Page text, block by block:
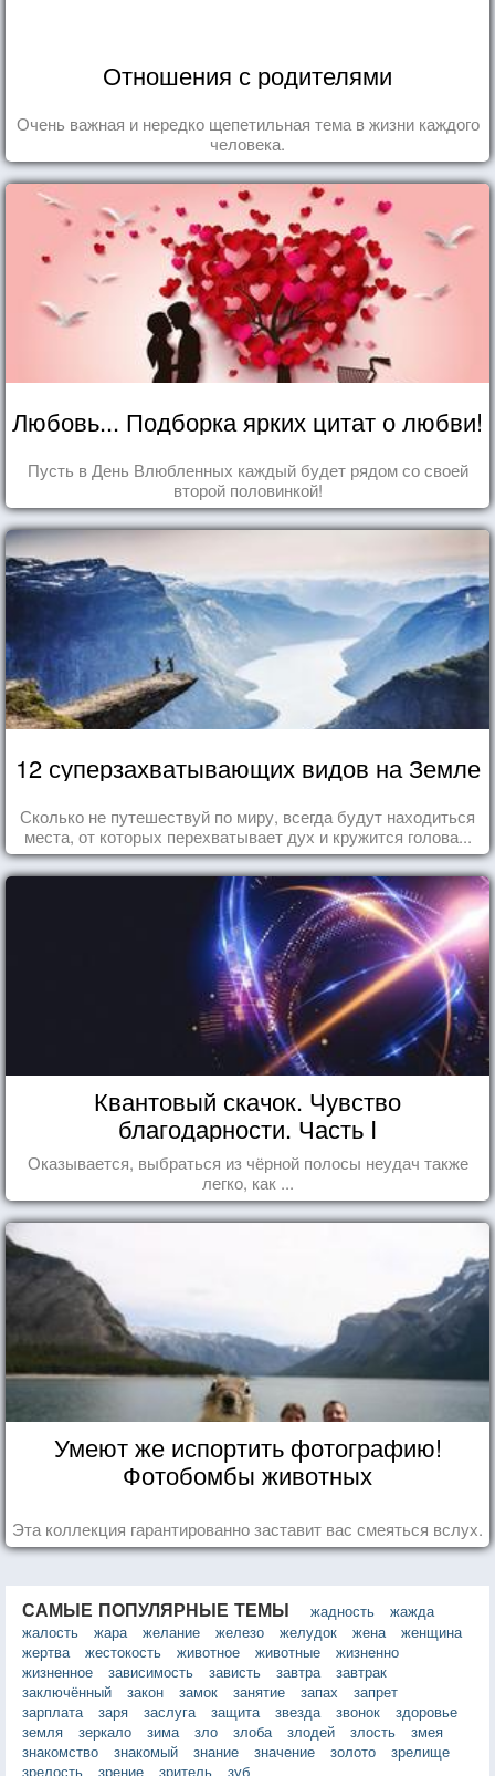
Отношения с родителями
Очень важная и нередко щепетильная тема в жизни каждого
человека.
Любовь... Подборка ярких цитат о любви!
Пусть в День Влюбленных каждый будет рядом со своей
второй половинкой!
12 суперзахватывающих видов на Земле
Сколько не путешествуй по миру, всегда будут находиться
места, от которых перехватывает дух и кружится голова...
Квантовый скачок. Чувство
благодарности. Часть I
Оказывается, выбраться из чёрной полосы неудач также
легко, как ...
Умеют же испортить фотографию!
Фотобомбы животных
Эта коллекция гарантированно заставит вас смеяться вслух.
САМЫЕ ПОПУЛЯРНЫЕ ТЕМЫ жадность
жажда
жалость
жара желание железо желудок жена
женщина
жертва
жестокость животное животные
жизненно
жизненное
зависимость зависть завтра
завтрак
заключённый
закон замок занятие запах
запрет
зарплата
заря заслуга защита звезда звонок
здоровье
земля
зеркало зима зло злоба злодей злость
змея
знакомство
знакомый знание значение золото
зрелище
зрелость
зрение зритель зуб